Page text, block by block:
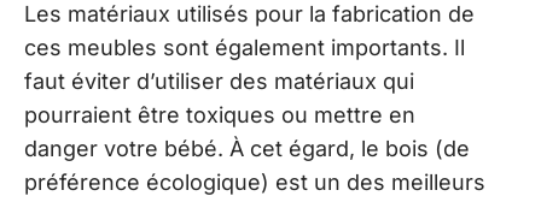
Les matériaux utilisés pour la fabrication de
ces meubles sont également importants. Il
faut éviter d’utiliser des matériaux qui
pourraient être toxiques ou mettre en
danger votre bébé. À cet égard, le bois (de
préférence écologique) est un des meilleurs